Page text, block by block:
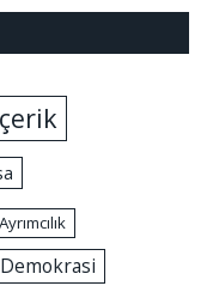
Ayrımcılık
Demokrasi